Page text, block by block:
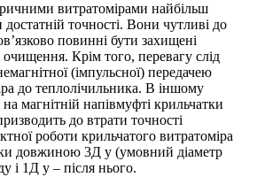
витратомірами найбільш
точності. Вони чутливі до
повинні бути захищені
Крім того, перевагу слід
(імпульсної) передачею
до теплолічильника. В іншому
магнітній напівмуфті крильчатки
до втрати точності
роботи крильчатого витратоміра
довжиною 3Д у (умовний діаметр
і 1Д у – після нього.